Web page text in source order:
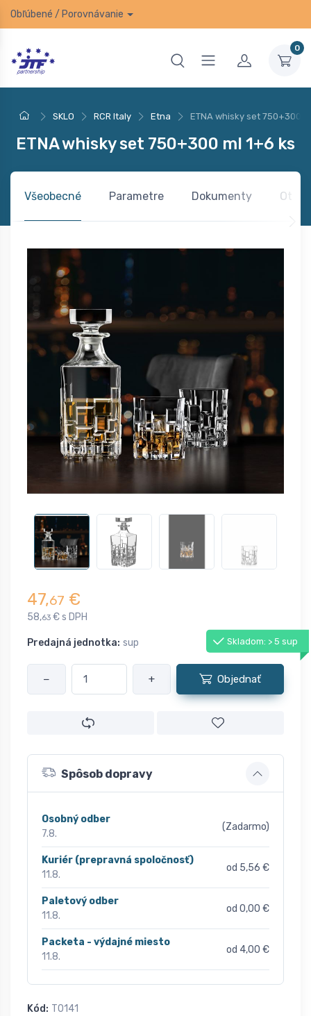
Obľúbené / Porovnávanie
0
SKLO RCR Italy Etna ETNA whisky set 750+300
ETNA whisky set 750+300 ml 1+6 ks
Všeobecné Parametre Dokumenty
47,67 €
58,63 € s DPH
Predajná jednotka: sup Skladom: > 5 sup
− + Objednať
Spôsob dopravy
Osobný odber
7.8.
(Zadarmo)
Kuriér (prepravná spoločnosť)
11.8.
od 5,56 €
Paletový odber
11.8.
od 0,00 €
Packeta - výdajné miesto
11.8.
od 4,00 €
Kód: T0141